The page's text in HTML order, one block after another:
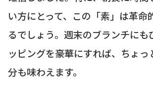
い方にとって、この「素」は革命
るでしょう。週末のブランチにも
ッピングを豪華にすれば、ちょ
分も味わえます。